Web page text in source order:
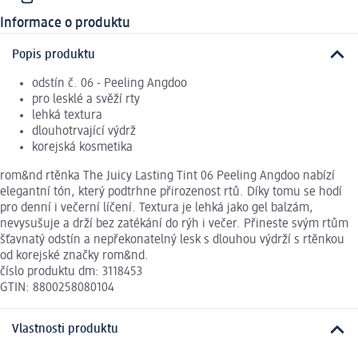
Informace o produktu
Popis produktu
odstín č. 06 - Peeling Angdoo
pro lesklé a svěží rty
lehká textura
dlouhotrvající výdrž
korejská kosmetika
rom&nd rtěnka The Juicy Lasting Tint 06 Peeling Angdoo nabízí
elegantní tón, který podtrhne přirozenost rtů. Díky tomu se hodí
pro denní i večerní líčení. Textura je lehká jako gel balzám,
nevysušuje a drží bez zatékání do rýh i večer. Přineste svým rtům
šťavnatý odstín a nepřekonatelný lesk s dlouhou výdrží s rtěnkou
od korejské značky rom&nd.
číslo produktu dm: 3118453
GTIN: 8800258080104
Vlastnosti produktu